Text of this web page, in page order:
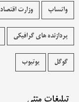
واتساپ وزارت اقتصاد
پردازنده های گرافیکی
گوگل یوتیوب
تبلیغات متنی